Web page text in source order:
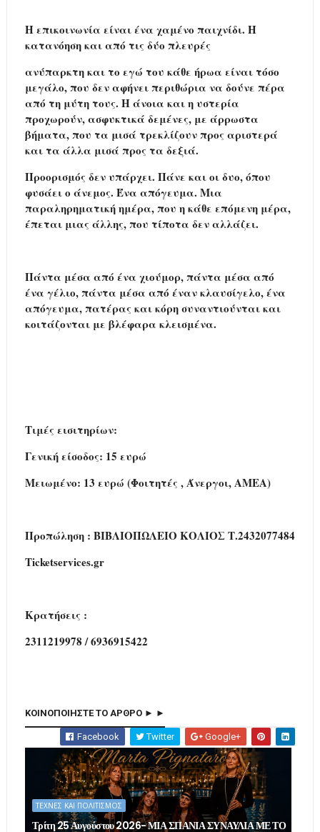
Η επικοινωνία είναι ένα χαμένο παιχνίδι. Η
κατανόηση και από τις δύο πλευρές
ανύπαρκτη και το εγώ του κάθε ήρωα είναι τόσο
μεγάλο, που δεν αφήνει περιθώρια να δούνε πέρα
από τη μύτη τους. Η άνοια και η υστερία
προχωρούν, ασφυκτικά δεμένες, με άρρωστα
βήματα, που τα μισά τρεκλίζουν προς αριστερά
και τα άλλα μισά προς τα δεξιά.
Προορισμός δεν υπάρχει. Πάνε και οι δυο, όπου
φυσάει ο άνεμος. Ένα απόγευμα. Μια
παραληρηματική ημέρα, που η κάθε επόμενη μέρα,
έπεται μιας άλλης, που τίποτα δεν αλλάζει.
Πάντα μέσα από ένα χιούμορ, πάντα μέσα από
ένα γέλιο, πάντα μέσα από έναν κλαυσίγελο, ένα
απόγευμα, πατέρας και κόρη συναντιούνται και
κοιτάζονται με βλέφαρα κλεισμένα.
Τιμές εισιτηρίων:
Γενική είσοδος: 15 ευρώ
Mειωμένο: 13 ευρώ (Φοιτητές , Άνεργοι, ΑΜΕΑ)
Προπώληση : ΒΙΒΛΙΟΠΩΛΕΙΟ ΚΟΛΙΟΣ Τ.2432077484
Τicketservices.gr
Kρατήσεις :
2311219978 / 6936915422
ΚΟΙΝΟΠΟΙΗΣΤΕ ΤΟ ΑΡΘΡΟ ► ►
Facebook Twitter Google+
ΤΕΧΝΕΣ ΚΑΙ ΠΟΛΙΤΙΣΜΟΣ
Τρίτη 25 Αυγούστου 2026- ΜΙΑ ΣΠΑΝΙΑ ΣΥΝΑΥΛΙΑ ΜΕ ΤΟ